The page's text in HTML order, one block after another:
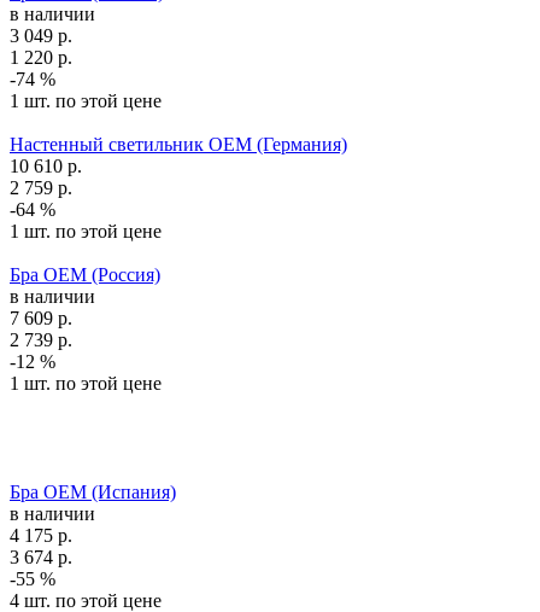
в наличии
3 049 р.
1 220 р.
-74 %
1 шт. по этой цене
Настенный светильник OEM (Германия)
10 610 р.
2 759 р.
-64 %
1 шт. по этой цене
Бра OEM (Россия)
в наличии
7 609 р.
2 739 р.
-12 %
1 шт. по этой цене
Бра OEM (Испания)
в наличии
4 175 р.
3 674 р.
-55 %
4 шт. по этой цене